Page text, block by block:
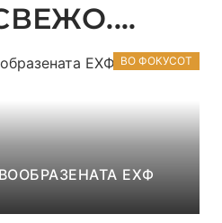
ВО ФОКУСОТ
ЕХФ